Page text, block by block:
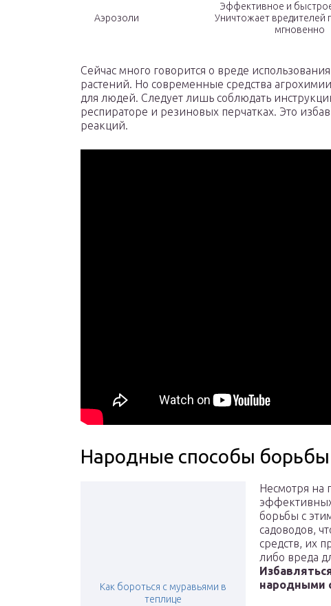
Аэрозоли
Эффективное и
Уничтожает вредителей
мгновенно
Сейчас много говорится о вреде
растений. Но современные средства
для людей. Следует лишь соблюдать
респираторе и резиновых перчатках. Это
реакций.
Народные способы борьбы
Как бороться с муравьями в
теплице
Несмотря на
борьбы с
садоводов,
средств, их
либо вреда
народными